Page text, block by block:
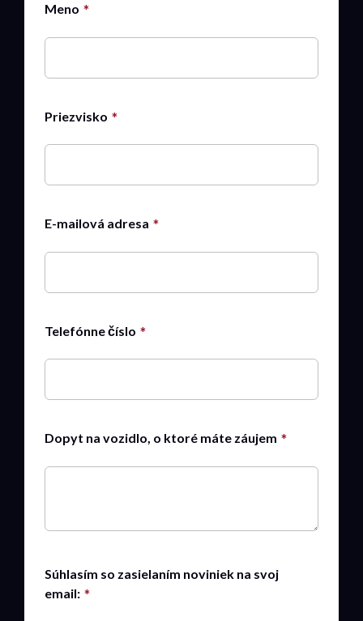
Meno
Priezvisko
E-mailová adresa
Telefónne číslo
Dopyt na vozidlo, o ktoré máte záujem
Súhlasím so zasielaním noviniek na svoj
email: